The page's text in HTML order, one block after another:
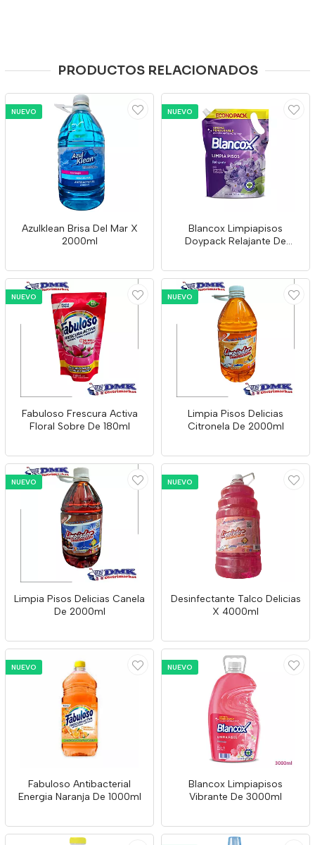
PRODUCTOS RELACIONADOS
NUEVO
Azulklean Brisa Del Mar X
2000ml
NUEVO
Blancox Limpiapisos
Doypack Relajante De
NUEVO
Fabuloso Frescura Activa
Floral Sobre De 180ml
NUEVO
Limpia Pisos Delicias
Citronela De 2000ml
NUEVO
Limpia Pisos Delicias Canela
De 2000ml
NUEVO
Desinfectante Talco Delicias
X 4000ml
NUEVO
Fabuloso Antibacterial
Energia Naranja De 1000ml
NUEVO
Blancox Limpiapisos
Vibrante De 3000ml